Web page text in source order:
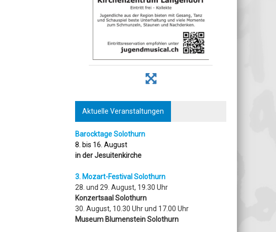
Aktuelle Veranstaltungen
Barocktage Solothurn
8. bis 16. August
in der Jesuitenkirche
3. Mozart-Festival Solothurn
28. und 29. August, 19.30 Uhr
Konzertsaal Solothurn
30. August, 10.30 Uhr und 17.00 Uhr
Museum Blumenstein Solothurn